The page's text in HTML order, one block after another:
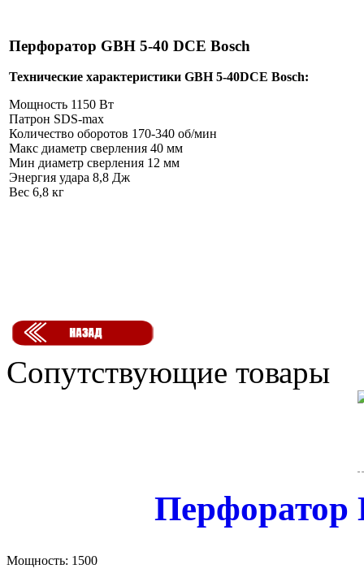
Перфоратор GBH 5-40 DCE Bosch
Технические характеристики GBH 5-40DCE Bosch:
Мощность 1150 Вт
Патрон SDS-max
Количество оборотов 170-340 об/мин
Макс диаметр сверления 40 мм
Мин диаметр сверления 12 мм
Энергия удара 8,8 Дж
Вес 6,8 кг
Сопутствующие товары
Перфоратор
Мощность: 1500